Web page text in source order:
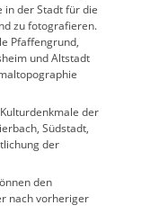
in der Stadt für die
zu fotografieren.
Pfaffengrund,
und Altstadt
der
Südstadt,
der
den
nach vorheriger